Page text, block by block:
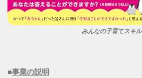
みんなの子育てスキル
■事業の説明